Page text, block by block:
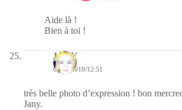
Aide là !
Bien à toi !
JANY
03/03/2010/12:51
très belle photo d’expression ! bon
Jany.